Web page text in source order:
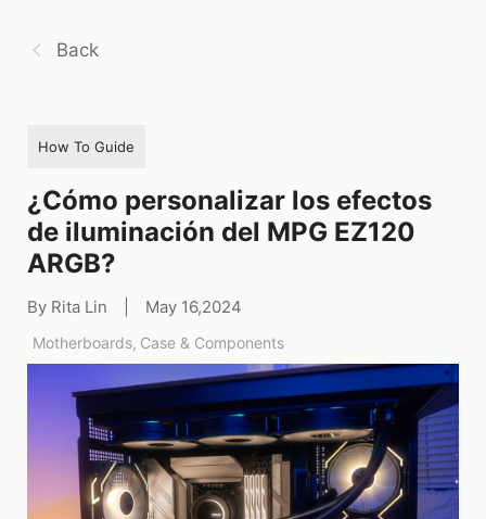
Back
How To Guide
¿Cómo personalizar los efectos
de iluminación del MPG EZ120
ARGB?
By Rita Lin May 16,2024
Motherboards, Case & Components